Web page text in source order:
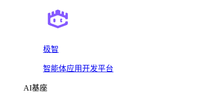
极智
智能体应用开发平台
AI基座